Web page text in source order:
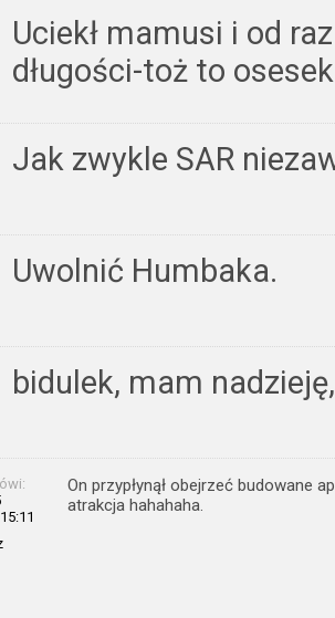
Uciekł mamusi i od
długości-toż to osesek
Jak zwykle SAR
Uwolnić Humbaka.
bidulek, mam
On przypłynął obejrzeć budowane
atrakcja hahahaha.